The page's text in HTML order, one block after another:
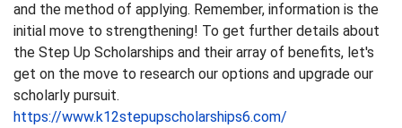
and the method of applying. Remember, information is the
initial move to strengthening! To get further details about
the Step Up Scholarships and their array of benefits, let's
get on the move to research our options and upgrade our
scholarly pursuit.
https://www.k12stepupscholarships6.com/